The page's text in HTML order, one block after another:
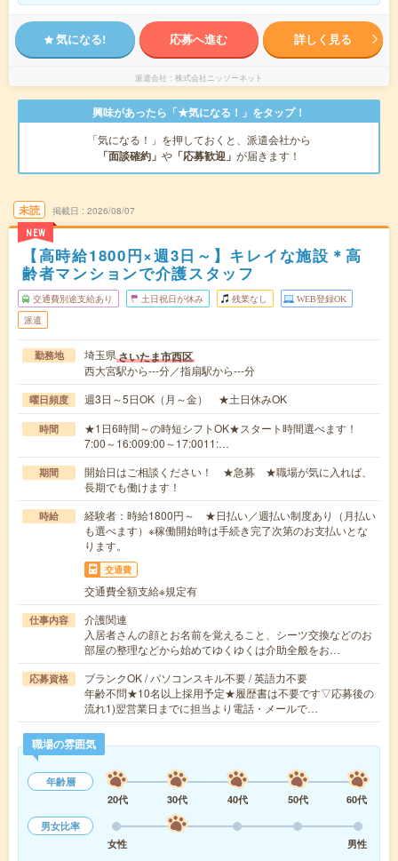
気になる! 応募へ進む 詳しく見る
派遣会社 株式会社ニッソーネット
興味があったら「★気になる！」をタップ！
「気になる！」を押しておくと、派遣会社から
「面談確約」 や 「応募歓迎」 が届きます！
未読
NEW
掲載日 2026/08/07
【高時給1800円×週3日～】キレイな施設＊高
齢者マンションで介護スタッフ
交通費別途支給あり 土日祝日が休み 残業なし WEB登録OK
派遣
勤務地 埼玉県さいたま市西区
西大宮駅から---分／指扇駅から---分
曜日頻度 週3日～5日OK（月～金） ★土日休みOK
時間
★1日6時間～の時短シフトOK★スタート時間選べます！
7:00～16:009:00～17:0011:…
期間
開始日はご相談ください！ ★急募 ★職場が気に入れば、
長期でも働けます！
時給
経験者：時給1800円～ ★日払い／週払い制度あり（月払い
も選べます）※稼働開始時は手続き完了次第のお支払いとな
ります。
交通費
交通費全額支給※規定有
仕事内容
介護関連
入居者さんの顔とお名前を覚えること、シーツ交換などのお
部屋の整理などから始めてゆくゆくは介助全般をお…
応募資格
ブランクOK / パソコンスキル不要 / 英語力不要
年齢不問★10名以上採用予定★履歴書は不要です▽応募後の
流れ1)翌営業日までに担当より電話・メールで…
職場の雰囲気
年齢層
20代
30代 40代 50代
60代
男女比率
女性
男性